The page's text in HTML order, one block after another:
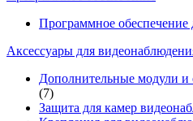
Программное обеспечение
Аксессуары для
Дополнительные модули и
(7)
Защита для камер